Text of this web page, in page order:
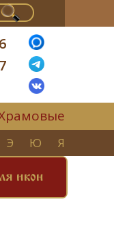
Э Ю Я
икон